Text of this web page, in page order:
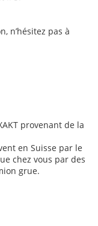
n’hésitez pas à
provenant de la
en Suisse par le
chez vous par des
grue.